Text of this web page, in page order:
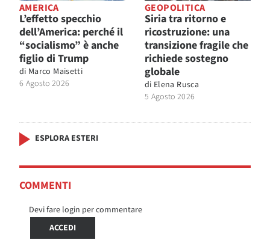
AMERICA
L’effetto specchio
dell’America: perché il
“socialismo” è anche
figlio di Trump
di Marco Maisetti
6 Agosto 2026
GEOPOLITICA
Siria tra ritorno e
ricostruzione: una
transizione fragile che
richiede sostegno
globale
di Elena Rusca
5 Agosto 2026
ESPLORA ESTERI
COMMENTI
Devi fare login per commentare
ACCEDI